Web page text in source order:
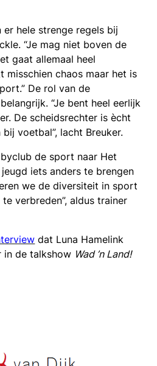
hele strenge regels bij
“Je mag niet boven de
gaat allemaal heel
misschien chaos maar het is
De rol van de
“Je bent heel eerlijk
De scheidsrechter is ècht
voetbal”, lacht Breuker.
de sport naar Het
iets anders te brengen
we de diversiteit in sport
verbreden”, aldus trainer
dat Luna Hamelink
in de talkshow Wad ’n Land!